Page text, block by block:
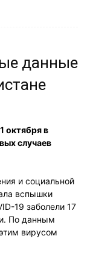
данные
октября в
случаев
и социальной
вспышки
19 заболели 17
По данным
вирусом